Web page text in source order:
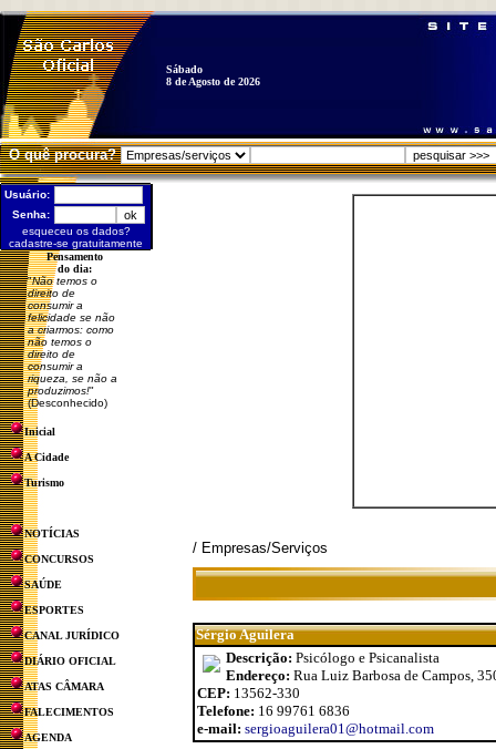
Sábado
8 de Agosto de 2026
O quê procura?
Usuário:
Senha:
esqueceu os dados?
cadastre-se gratuitamente
Pensamento
do dia:
"Não temos o
direito de
consumir a
felicidade se não
a criarmos: como
não temos o
direito de
consumir a
riqueza, se não a
produzimos!"
(Desconhecido)
Inicial
A Cidade
Turismo
NOTÍCIAS
CONCURSOS
SAÚDE
ESPORTES
CANAL JURÍDICO
DIÁRIO OFICIAL
ATAS CÂMARA
FALECIMENTOS
AGENDA
/ Empresas/Serviços
Sérgio Aguilera
Descrição: Psicólogo e Psicanalista
Endereço: Rua Luiz Barbosa de Campos,
CEP: 13562-330
Telefone: 16 99761 6836
e-mail: sergioaguilera01@hotmail.com